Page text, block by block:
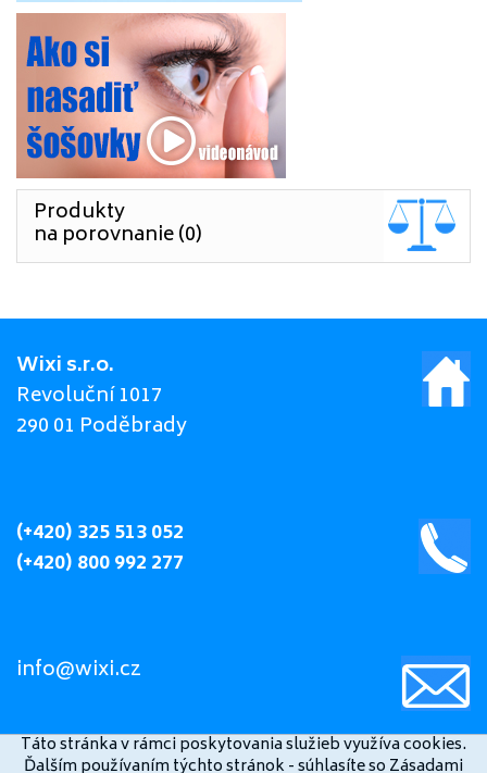
Produkty
na porovnanie (0)
Wixi s.r.o.
Revoluční 1017
290 01 Poděbrady
(+420) 325 513 052
(+420) 800 992 277
info@wixi.cz
Táto stránka v rámci poskytovania služieb využíva cookies.
Ďalším používaním týchto stránok - súhlasíte so Zásadami